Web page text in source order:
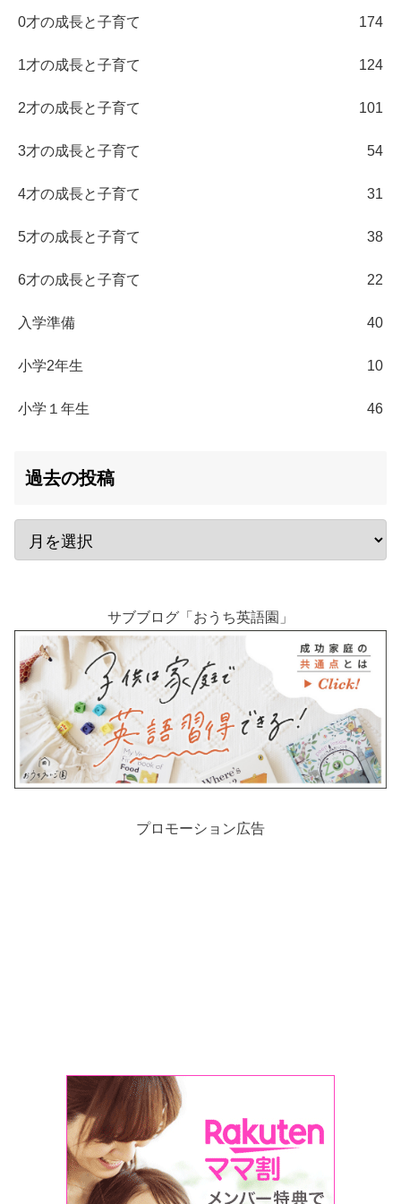
0才の成長と子育て 174
1才の成長と子育て 124
2才の成長と子育て 101
3才の成長と子育て 54
4才の成長と子育て 31
5才の成長と子育て 38
6才の成長と子育て 22
入学準備 40
小学2年生 10
小学１年生 46
過去の投稿
サブブログ「おうち英語園」
プロモーション広告